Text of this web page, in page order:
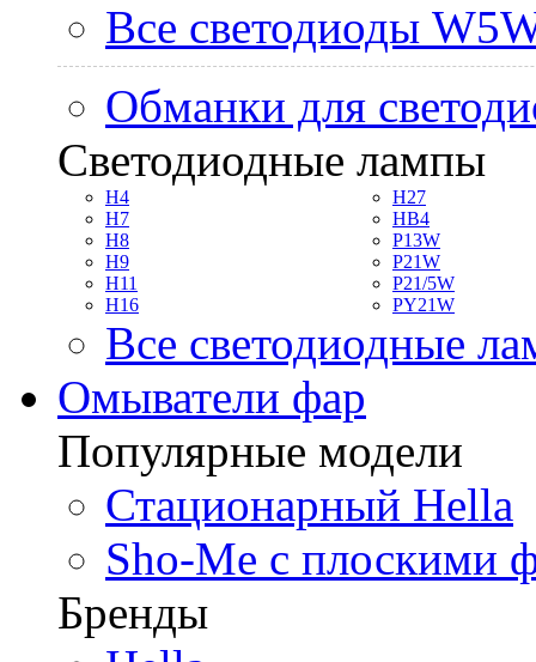
Все светодиоды
Обманки для
Светодиодные лампы
H4
H7
H8
H9
H11
H16
H27
HB4
P13W
P21W
P21/5W
PY21W
Все светодиодные
Омыватели фар
Популярные модели
Стационарный Hella
Sho-Me с плоскими
Бренды